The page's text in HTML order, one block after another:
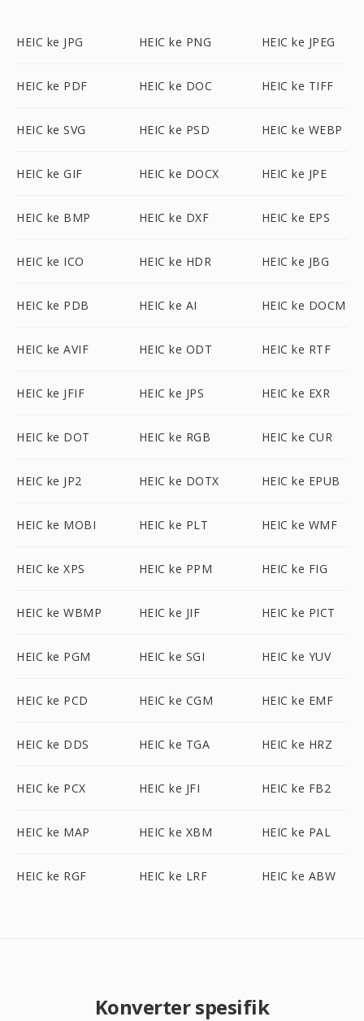
HEIC ke JPG HEIC ke PNG HEIC ke JPEG
HEIC ke PDF HEIC ke DOC HEIC ke TIFF
HEIC ke SVG HEIC ke PSD HEIC ke WEBP
HEIC ke GIF HEIC ke DOCX HEIC ke JPE
HEIC ke BMP HEIC ke DXF HEIC ke EPS
HEIC ke ICO HEIC ke HDR HEIC ke JBG
HEIC ke PDB HEIC ke AI HEIC ke DOCM
HEIC ke AVIF HEIC ke ODT HEIC ke RTF
HEIC ke JFIF HEIC ke JPS HEIC ke EXR
HEIC ke DOT HEIC ke RGB HEIC ke CUR
HEIC ke JP2 HEIC ke DOTX HEIC ke EPUB
HEIC ke MOBI HEIC ke PLT HEIC ke WMF
HEIC ke XPS HEIC ke PPM HEIC ke FIG
HEIC ke WBMP HEIC ke JIF HEIC ke PICT
HEIC ke PGM HEIC ke SGI HEIC ke YUV
HEIC ke PCD HEIC ke CGM HEIC ke EMF
HEIC ke DDS HEIC ke TGA HEIC ke HRZ
HEIC ke PCX HEIC ke JFI HEIC ke FB2
HEIC ke MAP HEIC ke XBM HEIC ke PAL
HEIC ke RGF HEIC ke LRF HEIC ke ABW
Konverter spesifik